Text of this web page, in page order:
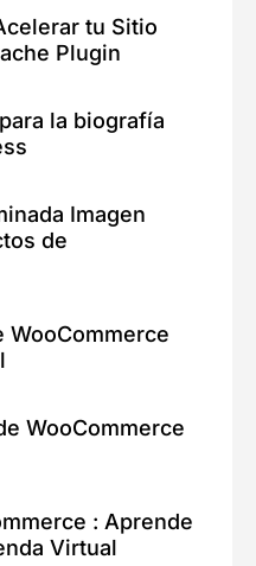
tu Sitio
Plugin
la biografía
Imagen
de
WooCommerce
WooCommerce
: Aprende
Virtual